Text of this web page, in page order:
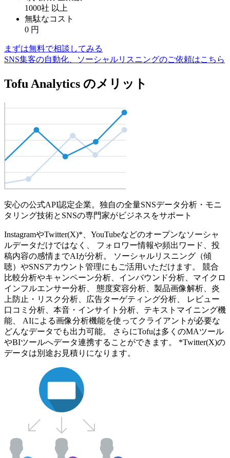
1000社 以上
無駄なコスト
0 円
まずは無料で相談してみる
SNS集客の自動化、ソーシャルリスニングのご依頼はこちら
Tofu Analytics のメリット
安心の公式API認定企業。独自の全量SNSデータ分析・モニ
タリング技術とSNSの専門家がビジネスをサポート
InstagramやTwitter(X)*、YouTubeなどのオープンなソーシャ
ルデータだけではなく、 フォロワー情報や頻出ワード、投
稿内容の感情までAIが分析。 ソーシャルリスニング（傾
聴）やSNSアカウント管理にもご活用いただけます。 競合
比較分析やキャンペーン分析、インバウンド分析、マイクロ
インフルエンサー分析、 態度変容分析、製品画像解析、炎
上防止・リスク分析、広告ターゲティング分析、 レビュー
口コミ分析、本音・インサイト分析、テキストマイニング機
能、 AIによる画像分析機能を使ってクライアントが必要な
どんなデータでも出力可能。 さらにTofuは多くのMAツール
やBIツールへデータ連携することができます。 *Twitter(X)の
データは別途お見積りになります。